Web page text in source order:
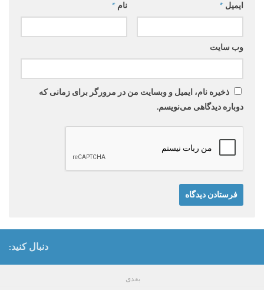
نام * ایمیل *
وب‌ سایت
ذخیره نام، ایمیل و وبسایت من در مرورگر برای زمانی که
دوباره دیدگاهی می‌نویسم.
دنبال کنید:
بعدی